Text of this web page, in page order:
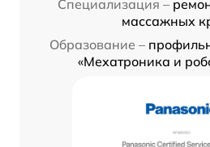
Специализация –
массажных
Образование –
«Мехатроника и